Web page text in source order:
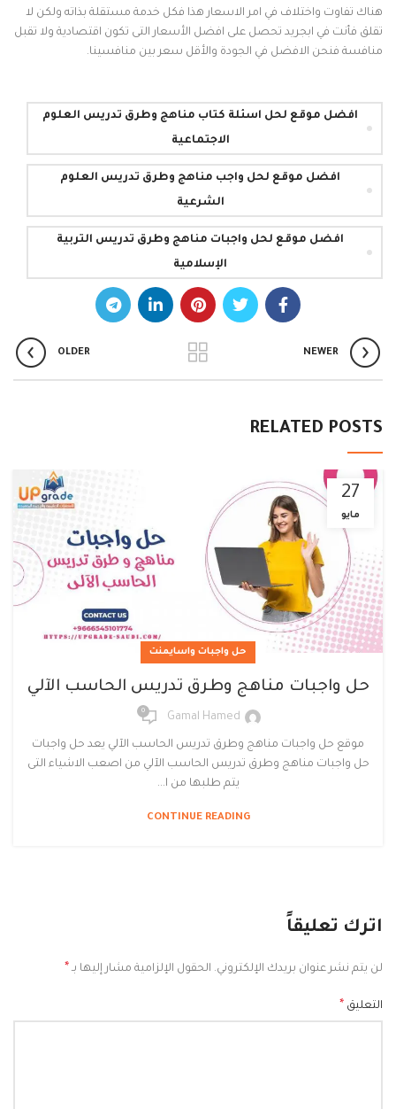
هناك تفاوت واختلاف في امر الاسعار هذا فكل خدمة مستقلة بذاته ولكن لا
تقلق فأنت في ابجريد تحصل على افضل الأسعار التى تكون اقتصادية ولا تقبل
منافسة فنحن الافضل في الجودة والأقل سعر بين منافسينا.
افضل موقع لحل اسئلة كتاب مناهج وطرق تدريس العلوم
الاجتماعية
افضل موقع لحل واجب مناهج وطرق تدريس العلوم
الشرعية
افضل موقع لحل واجبات مناهج وطرق تدريس التربية
الإسلامية
NEWER
OLDER
RELATED POSTS
27
مايو
حل واجبات واسايمنت
حل واجبات مناهج وطرق تدريس الحاسب الآلي
Gamal Hamed
0
موقع حل واجبات مناهج وطرق تدريس الحاسب الآلي يعد حل واجبات
حل واجبات مناهج وطرق تدريس الحاسب الآلي من اصعب الاشياء التى
يتم طلبها من ا...
CONTINUE READING
اترك تعليقاً
لن يتم نشر عنوان بريدك الإلكتروني. الحقول الإلزامية مشار إليها بـ *
التعليق *